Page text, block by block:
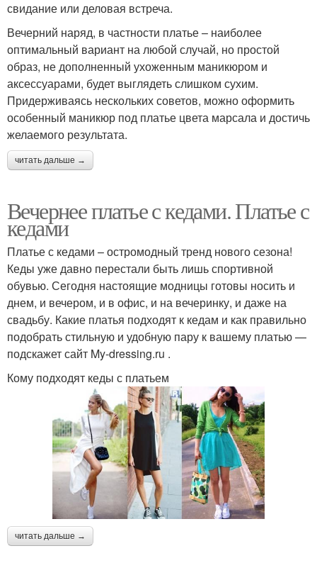
свидание или деловая встреча.
Вечерний наряд, в частности платье – наиболее
оптимальный вариант на любой случай, но простой
образ, не дополненный ухоженным маникюром и
аксессуарами, будет выглядеть слишком сухим.
Придерживаясь нескольких советов, можно оформить
особенный маникюр под платье цвета марсала и достичь
желаемого результата.
читать дальше →
Вечернее платье с кедами. Платье с
кедами
Платье с кедами – остромодный тренд нового сезона!
Кеды уже давно перестали быть лишь спортивной
обувью. Сегодня настоящие модницы готовы носить и
днем, и вечером, и в офис, и на вечеринку, и даже на
свадьбу. Какие платья подходят к кедам и как правильно
подобрать стильную и удобную пару к вашему платью —
подскажет сайт My-dressing.ru .
Кому подходят кеды с платьем
читать дальше →